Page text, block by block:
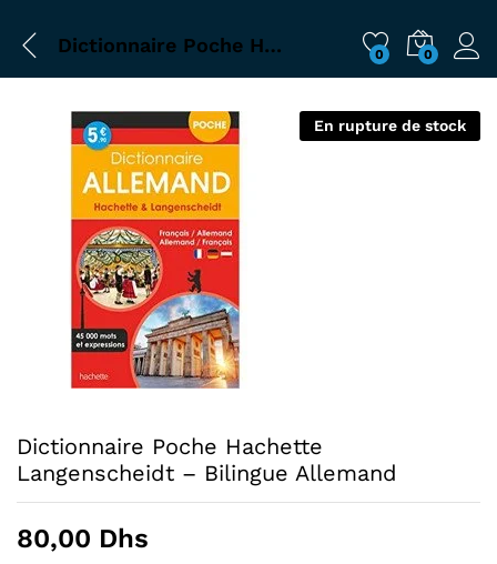
Dictionnaire Poche Hachette Langenscheidt – Bilingue Allemand 0 0
En rupture de stock
Dictionnaire Poche Hachette
Langenscheidt – Bilingue Allemand
80,00 Dhs